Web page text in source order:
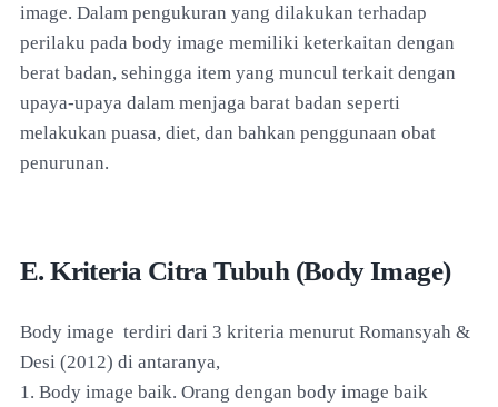
image. Dalam pengukuran yang dilakukan terhadap
perilaku pada body image memiliki keterkaitan dengan
berat badan, sehingga item yang muncul terkait dengan
upaya-upaya dalam menjaga barat badan seperti
melakukan puasa, diet, dan bahkan penggunaan obat
penurunan.
E. Kriteria Citra Tubuh (Body Image)
Body image terdiri dari 3 kriteria menurut Romansyah &
Desi (2012) di antaranya,
1. Body image baik. Orang dengan body image baik